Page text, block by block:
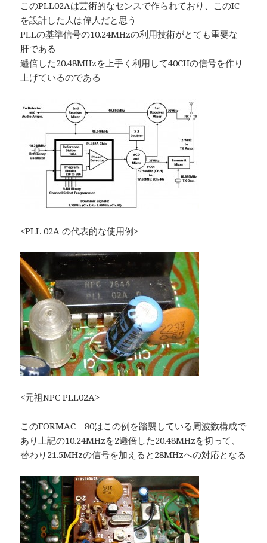
このPLL02Aは芸術的なセンスで作られており、このIC
を設計した人は偉人だと思う
PLLの基準信号の10.24MHzの利用技術がとても重要な
肝である
逓倍した20.48MHzを上手く利用して40CHの信号を作り
上げているのである
<PLL 02A の代表的な使用例>
<元祖NPC PLL02A>
このFORMAC 80はこの例を踏襲している周波数構成で
あり上記の10.24MHzを2逓倍した20.48MHzを切って、
替わり21.5MHzの信号を加えると28MHzへの対応となる